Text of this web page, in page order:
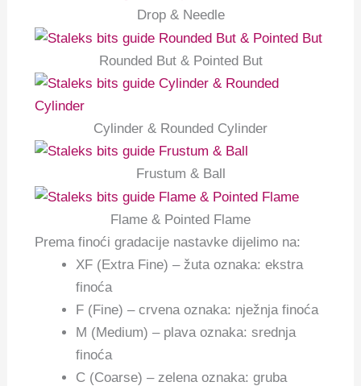
Drop & Needle
Rounded But & Pointed But
Cylinder & Rounded Cylinder
Frustum & Ball
Flame & Pointed Flame
Prema finoći gradacije nastavke dijelimo na:
XF (Extra Fine) – žuta oznaka: ekstra
finoća
F (Fine) – crvena oznaka: nježnja finoća
M (Medium) – plava oznaka: srednja
finoća
C (Coarse) – zelena oznaka: gruba